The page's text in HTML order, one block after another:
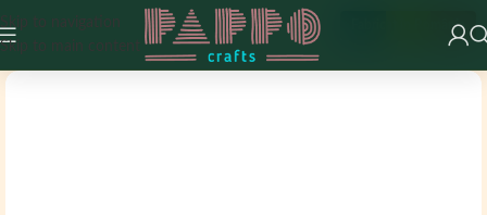
Skip to navigation
Skip to main content
Fabricat în România